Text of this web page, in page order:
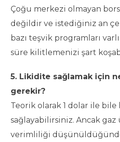
Çoğu merkezi olmayan
değildir ve istediğiniz an
bazı teşvik programları
süre kilitlemenizi şart
5. Likidite sağlamak için
gerekir?
Teorik olarak 1 dolar ile
sağlayabilirsiniz. Ancak
verimliliği